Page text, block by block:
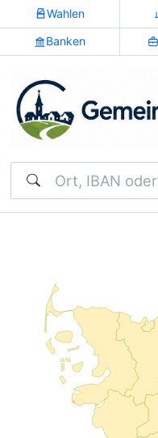
Wahlen
Banken
Suchen